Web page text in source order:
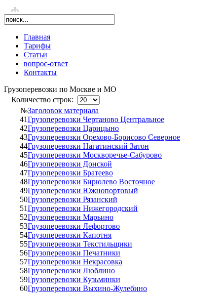
Главная
Тарифы
Статьи
вопрос-ответ
Контакты
Грузоперевозки по Москве и МО
Количество строк:
№Заголовок материала
41Грузоперевозки Чертаново Центральное
42Грузоперевозки Царицыно
43Грузоперевозки Орехово-Борисово Северное
44Грузоперевозки Нагатинский Затон
45Грузоперевозки Москворечье-Сабурово
46Грузоперевозки Донской
47Грузоперевозки Братеево
48Грузоперевозки Бирюлево Восточное
49Грузоперевозки Южнопортовый
50Грузоперевозки Рязанский
51Грузоперевозки Нижегородский
52Грузоперевозки Марьино
53Грузоперевозки Лефортово
54Грузоперевозки Капотня
55Грузоперевозки Текстильщики
56Грузоперевозки Печатники
57Грузоперевозки Некрасовка
58Грузоперевозки Люблино
59Грузоперевозки Кузьминки
60Грузоперевозки Выхино-Жулебино